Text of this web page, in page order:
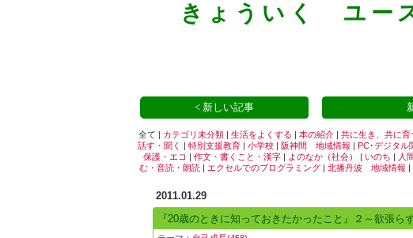
きょういく ユー
< 新しい記事
全て | カテゴリ未分類 | 生活をよくする | 本の紹介 | 共に生き、共に育
話す・聞く
| 特別支援教育| 小学校| 阪神間 地域情報 | PC･デジタル
保護・エコ | 作文・書くこと・漢字| よのなか（社会） | いのち | 人
む・音読・朗読 | エクセルでのプログラミング | 北播丹波 地域情報 |
2011.01.29
『20歳のときに知っておきたかったこと』２～欲張ら